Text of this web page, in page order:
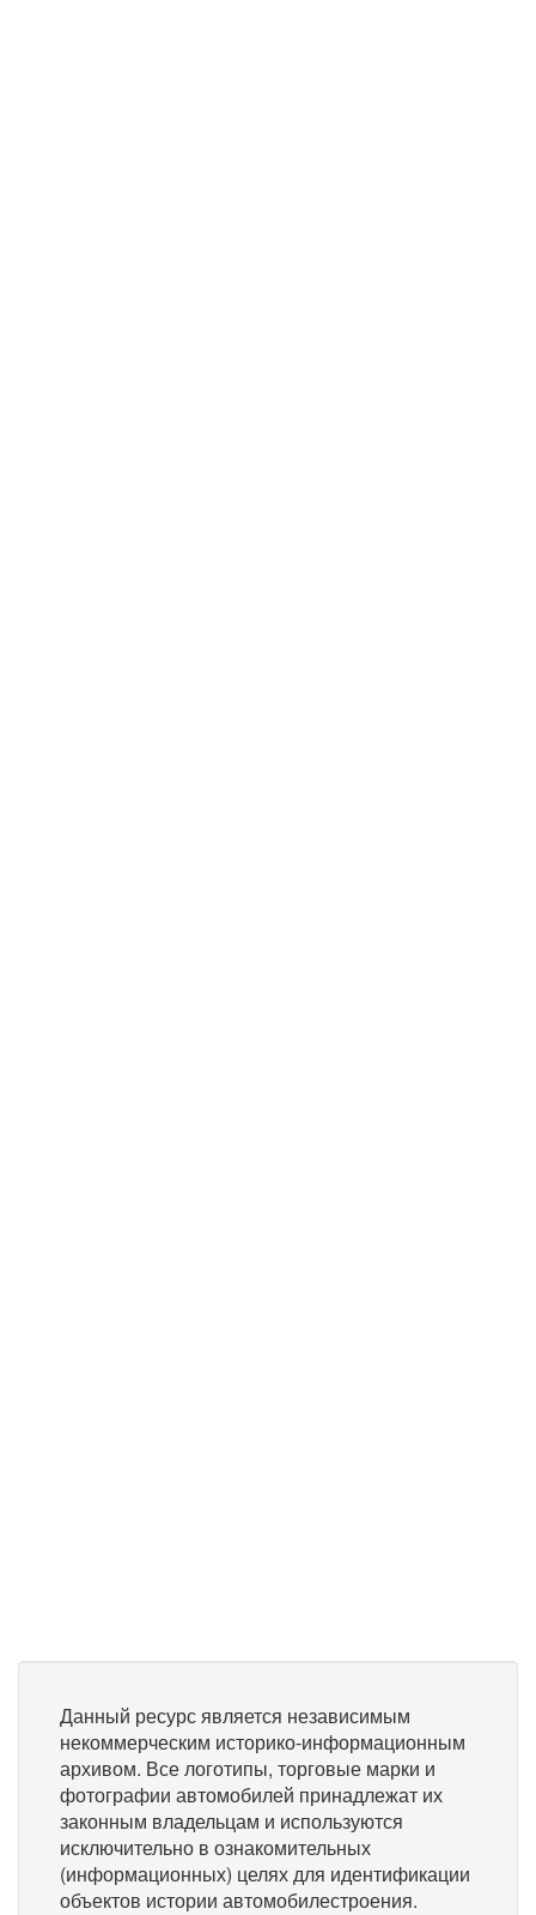
Данный ресурс является независимым
некоммерческим историко-информационным
архивом. Все логотипы, торговые марки и
фотографии автомобилей принадлежат их
законным владельцам и используются
исключительно в ознакомительных
(информационных) целях для идентификации
объектов истории автомобилестроения.